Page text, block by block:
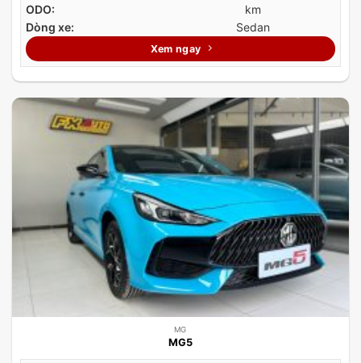
ODO:
km
Dòng xe:
Sedan
Xem ngay
MG
MG5